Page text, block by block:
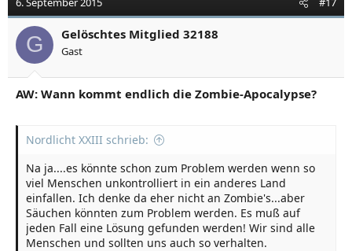
G Gelöschtes Mitglied 32188
Gast
AW: Wann kommt endlich die Zombie-Apocalypse?
Nordlicht XXIII schrieb:
Na ja....es könnte schon zum Problem werden wenn so
viel Menschen unkontrolliert in ein anderes Land
einfallen. Ich denke da eher nicht an Zombie's...aber
Säuchen könnten zum Problem werden. Es muß auf
jeden Fall eine Lösung gefunden werden! Wir sind alle
Menschen und sollten uns auch so verhalten.